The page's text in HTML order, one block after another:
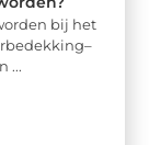
bij het
...